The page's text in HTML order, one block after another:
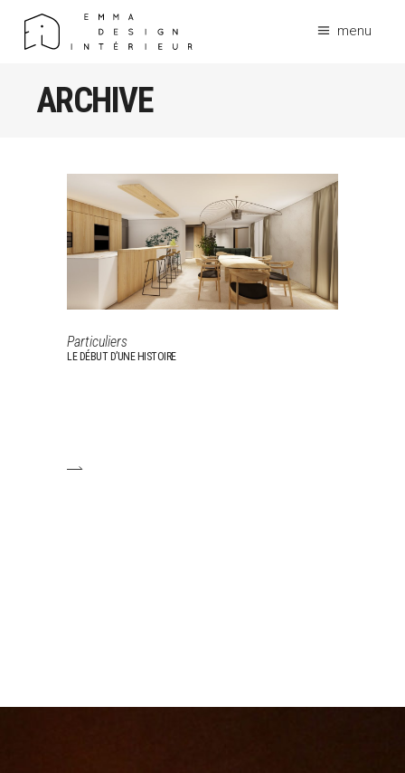
menu
ARCHIVE
Particuliers
LE DÉBUT D’UNE HISTOIRE